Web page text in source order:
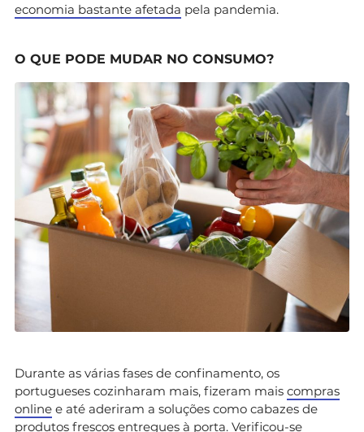
economia bastante afetada pela pandemia.
O QUE PODE MUDAR NO CONSUMO?
Durante as várias fases de confinamento, os
portugueses cozinharam mais, fizeram mais compras
online e até aderiram a soluções como cabazes de
produtos frescos entregues à porta. Verificou-se